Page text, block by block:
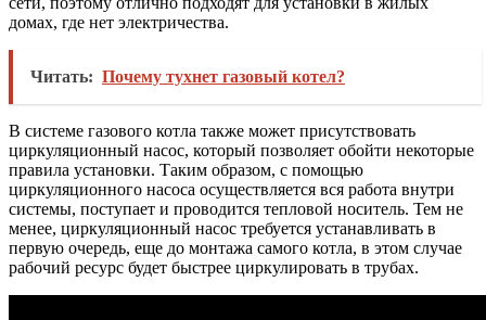
домах, где нет электричества.
Читать: Почему тухнет газовый котел?
В системе газового котла также может присутствовать
циркуляционный насос, который позволяет обойти некоторые
правила установки. Таким образом, с помощью
циркуляционного насоса осуществляется вся работа внутри
системы, поступает и проводится тепловой носитель. Тем не
менее, циркуляционный насос требуется устанавливать в
первую очередь, еще до монтажа самого котла, в этом случае
рабочий ресурс будет быстрее циркулировать в трубах.